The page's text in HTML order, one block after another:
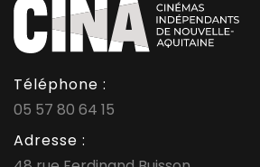
Téléphone :
05 57 80 64 15
Adresse :